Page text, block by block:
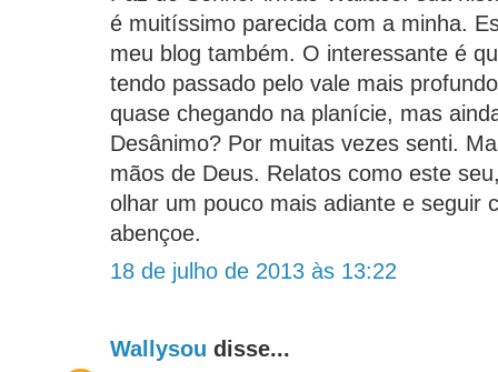
é muitíssimo parecida com a minha.
meu blog também. O interessante é
tendo passado pelo vale mais
quase chegando na planície, mas
Desânimo? Por muitas vezes senti.
mãos de Deus. Relatos como este
olhar um pouco mais adiante e seguir
abençoe.
18 de julho de 2013 às 13:22
Wallysou disse...